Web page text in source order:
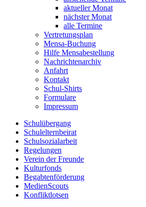
aktueller Monat
nächster Monat
alle Termine
Vertretungsplan
Mensa-Buchung
Hilfe Mensabestellung
Nachrichtenarchiv
Anfahrt
Kontakt
Schul-Shirts
Formulare
Impressum
Schulübergang
Schulelternbeirat
Schulsozialarbeit
Regelungen
Verein der Freunde
Kulturfonds
Begabtenförderung
MedienScouts
Konfliktlotsen